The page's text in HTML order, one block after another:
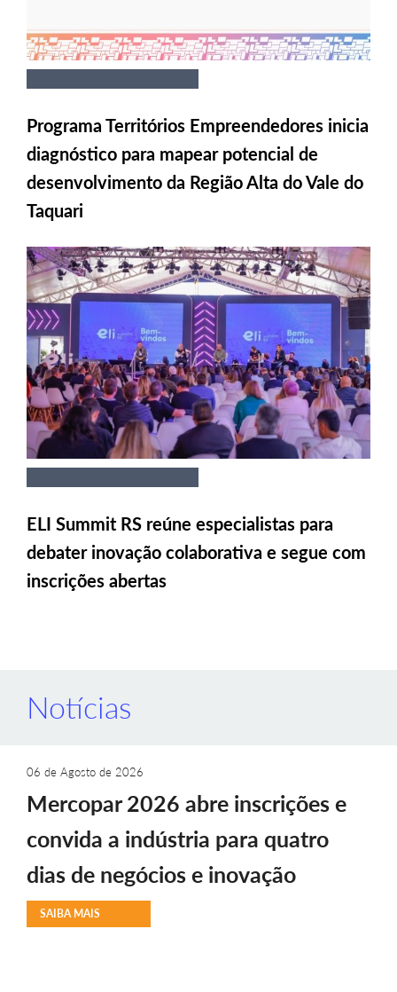
Programa Territórios Empreendedores inicia
diagnóstico para mapear potencial de
desenvolvimento da Região Alta do Vale do
Taquari
ELI Summit RS reúne especialistas para
debater inovação colaborativa e segue com
inscrições abertas
Notícias
06 de Agosto de 2026
Mercopar 2026 abre inscrições e
convida a indústria para quatro
dias de negócios e inovação
SAIBA MAIS